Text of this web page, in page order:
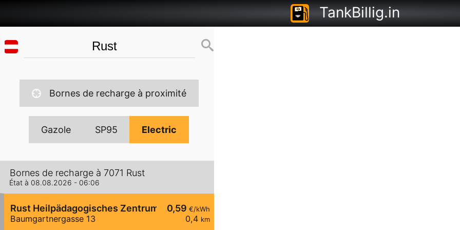
TankBillig.in
Bornes de recharge à proximité
Gazole SP95 Electric
Bornes de recharge à 7071 Rust
État à 08.08.2026 - 06:06
0,59 €/kWh
0,4 km
Rust Heilpädagogisches Zentrum
Baumgartnergasse 13